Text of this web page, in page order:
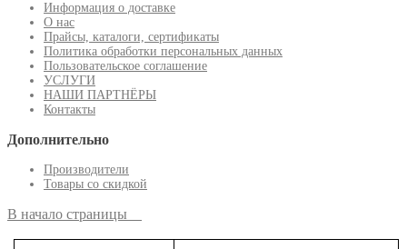
Информация о доставке
О нас
Прайсы, каталоги, сертификаты
Политика обработки персональных данных
Пользовательское соглашение
УСЛУГИ
НАШИ ПАРТНЁРЫ
Контакты
Дополнительно
Производители
Товары со скидкой
В начало страницы